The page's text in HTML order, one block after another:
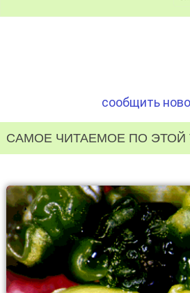
сообщить
САМОЕ ЧИТАЕМОЕ ПО ЭТОЙ